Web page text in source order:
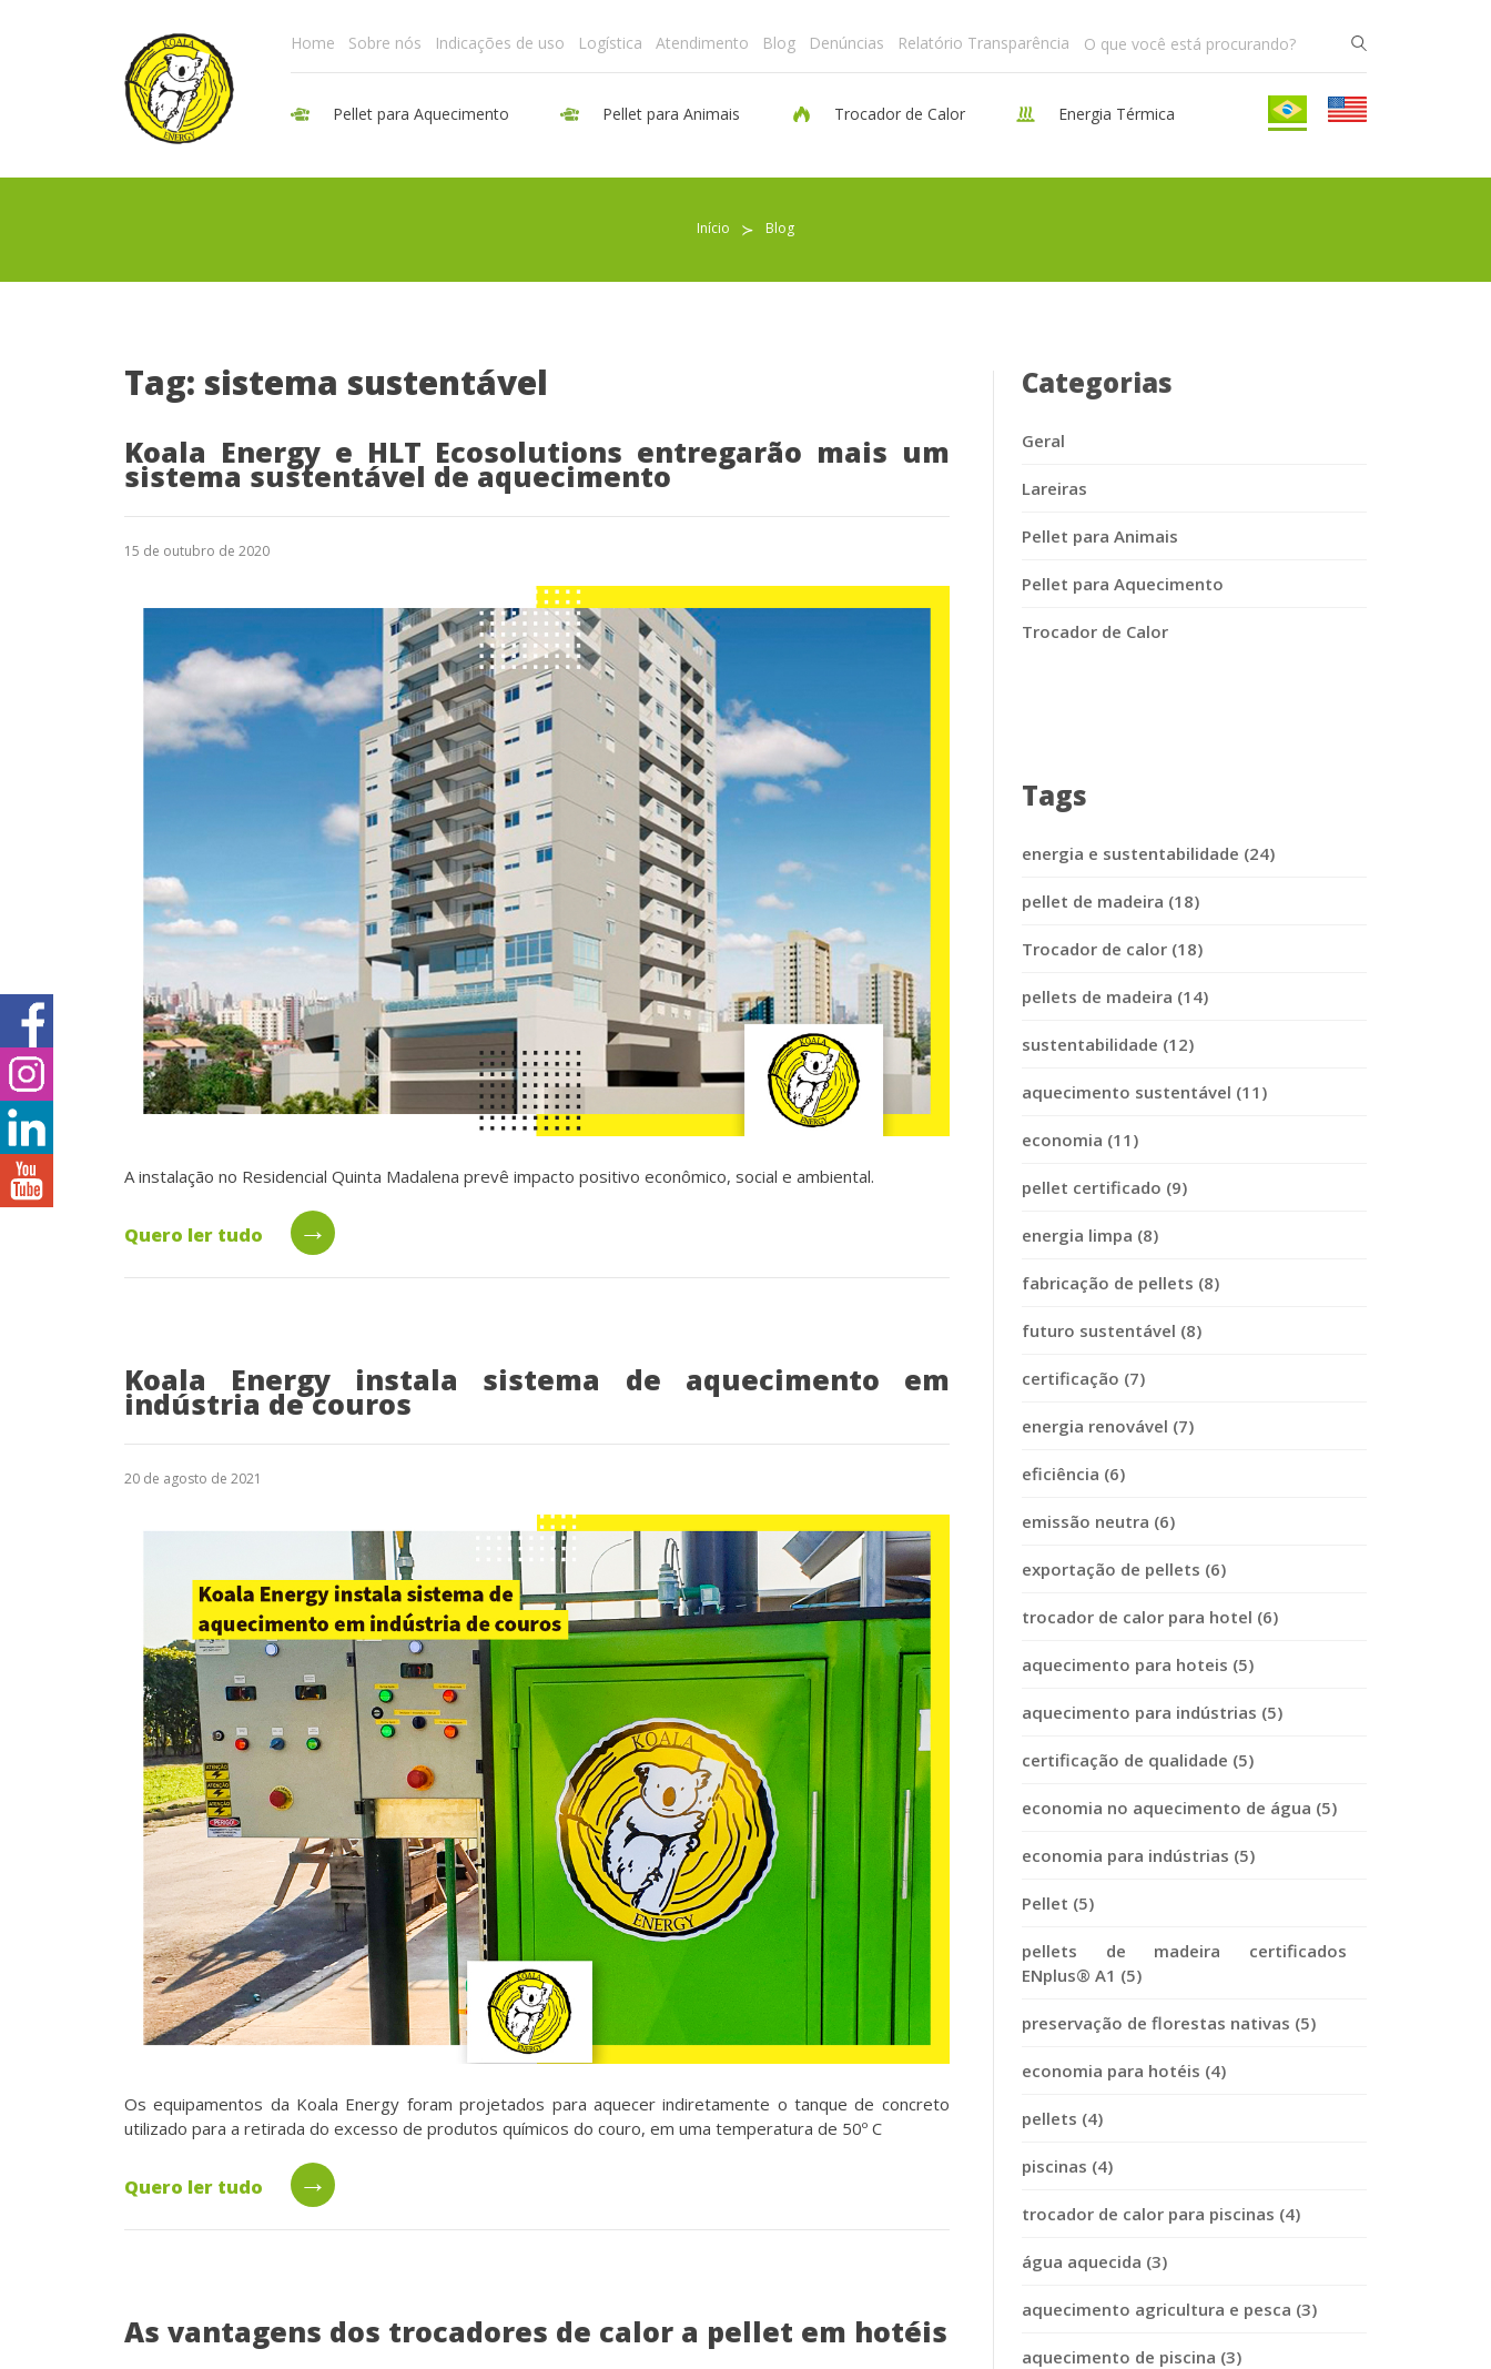
Home Sobre nós Indicações de uso Logística Atendimento Blog Denúncias Relatório Transparência
Pellet para Aquecimento Pellet para Animais Trocador de Calor Energia Térmica
Início ≻ Blog
Tag: sistema sustentável
Koala Energy e HLT Ecosolutions entregarão mais um
sistema sustentável de aquecimento
15 de outubro de 2020
A instalação no Residencial Quinta Madalena prevê impacto positivo econômico, social e ambiental.
Quero ler tudo →
Koala Energy instala sistema de aquecimento em
indústria de couros
20 de agosto de 2021
Os equipamentos da Koala Energy foram projetados para aquecer indiretamente o tanque de concreto
utilizado para a retirada do excesso de produtos químicos do couro, em uma temperatura de 50º C
Quero ler tudo →
As vantagens dos trocadores de calor a pellet em hotéis
Categorias
Geral
Lareiras
Pellet para Animais
Pellet para Aquecimento
Trocador de Calor
Tags
energia e sustentabilidade (24)
pellet de madeira (18)
Trocador de calor (18)
pellets de madeira (14)
sustentabilidade (12)
aquecimento sustentável (11)
economia (11)
pellet certificado (9)
energia limpa (8)
fabricação de pellets (8)
futuro sustentável (8)
certificação (7)
energia renovável (7)
eficiência (6)
emissão neutra (6)
exportação de pellets (6)
trocador de calor para hotel (6)
aquecimento para hoteis (5)
aquecimento para indústrias (5)
certificação de qualidade (5)
economia no aquecimento de água (5)
economia para indústrias (5)
Pellet (5)
pellets de madeira certificados
ENplus® A1 (5)
preservação de florestas nativas (5)
economia para hotéis (4)
pellets (4)
piscinas (4)
trocador de calor para piscinas (4)
água aquecida (3)
aquecimento agricultura e pesca (3)
aquecimento de piscina (3)
Pellet para Aquecimento
Pellet para Animais
Denúncias
Relatório Transparência
Trabalhe Conosco